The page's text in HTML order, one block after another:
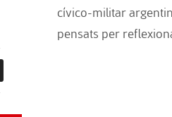
cívico-militar
pensats per